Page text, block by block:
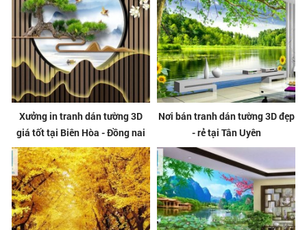
Xưởng in tranh dán tường 3D
giá tốt tại Biên Hòa - Đồng nai
Nơi bán tranh dán tường 3D đẹp
- rẻ tại Tân Uyên